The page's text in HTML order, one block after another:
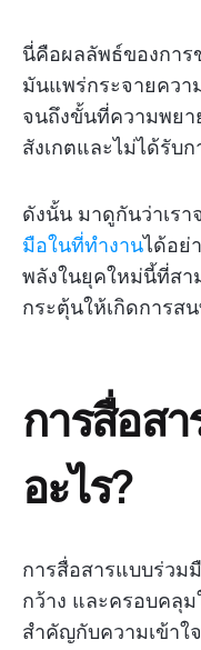
นี่คือผลลัพธ์ของการ
มันแพร่กระจายควา
จนถึงขั้นที่ความพย
สังเกตและไม่ได้รับ
ดังนั้น มาดูกันว่าเรา
มือในที่ทำงานได้อย่
พลังในยุคใหม่นี้ที่สา
กระตุ้นให้เกิดการส
การสื่อส
อะไร?
การสื่อสารแบบร่วม
กว้าง และครอบคลุ
สำคัญกับความเข้าใ